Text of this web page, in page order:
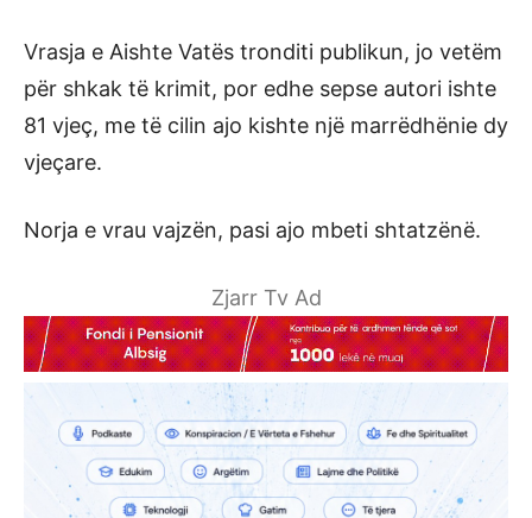
Vrasja e Aishte Vatës tronditi publikun, jo vetëm
për shkak të krimit, por edhe sepse autori ishte
81 vjeç, me të cilin ajo kishte një marrëdhënie dy
vjeçare.
Norja e vrau vajzën, pasi ajo mbeti shtatzënë.
Zjarr Tv Ad